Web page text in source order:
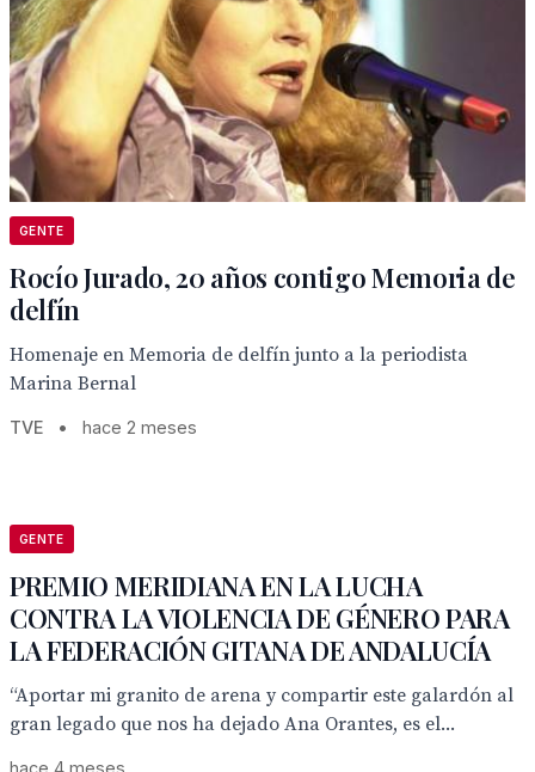
GENTE
Rocío Jurado, 20 años contigo Memoria de
delfín
Homenaje en Memoria de delfín junto a la periodista
Marina Bernal
TVE • hace 2 meses
GENTE
PREMIO MERIDIANA EN LA LUCHA
CONTRA LA VIOLENCIA DE GÉNERO PARA
LA FEDERACIÓN GITANA DE ANDALUCÍA
“Aportar mi granito de arena y compartir este galardón al
gran legado que nos ha dejado Ana Orantes, es el...
hace 4 meses